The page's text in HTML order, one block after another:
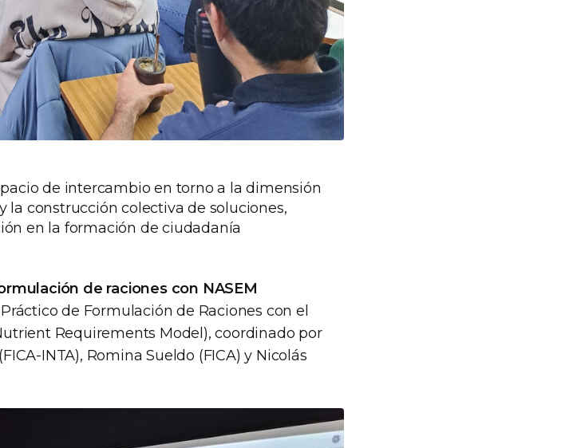
de intercambio en torno a la dimensión
la construcción colectiva de soluciones,
en la formación de ciudadanía
de raciones con NASEM
de Formulación de Raciones con el
Requirements Model), coordinado por
INTA), Romina Sueldo (FICA) y Nicolás